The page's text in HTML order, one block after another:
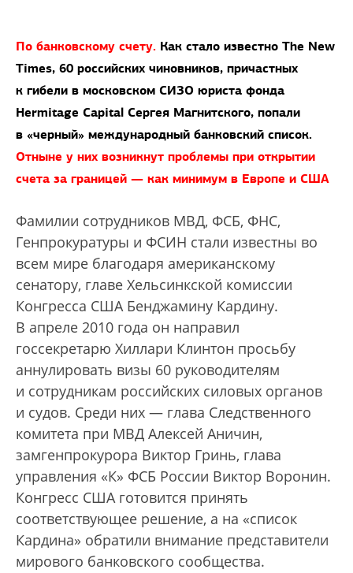
По банковскому счету. Как стало известно The New
Times, 60 российских чиновников, причастных
к гибели в московском СИЗО юриста фонда
Hermitage Capital Сергея Магнитского, попали
в «черный» международный банковский список.
Отныне у них возникнут проб­лемы при открытии
счета за границей — как минимум в Европе и США
Фамилии сотрудников МВД, ФСБ, ФНС,
Генпрокуратуры и ФСИН стали известны во
всем мире благодаря американскому
сенатору, главе Хельсинкской комиссии
Конгресса США Бенджамину Кардину.
В апреле 2010 года он направил
госсекретарю Хиллари Клинтон просьбу
аннулировать визы 60 руководителям
и сотрудникам российских силовых органов
и судов. Среди них — глава Следственного
комитета при МВД Алексей Аничин,
замгенпрокурора Виктор Гринь, глава
управления «К» ФСБ России Виктор Воронин.
Конгресс США готовится принять
соответствующее решение, а на «список
Кардина» обратили внимание представители
мирового банковского сообщества.